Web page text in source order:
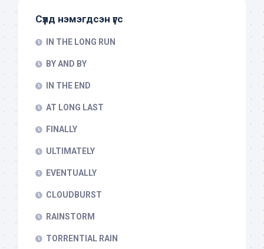
Сүүлд нэмэгдсэн үгс
IN THE LONG RUN
BY AND BY
IN THE END
AT LONG LAST
FINALLY
ULTIMATELY
EVENTUALLY
CLOUDBURST
RAINSTORM
TORRENTIAL RAIN